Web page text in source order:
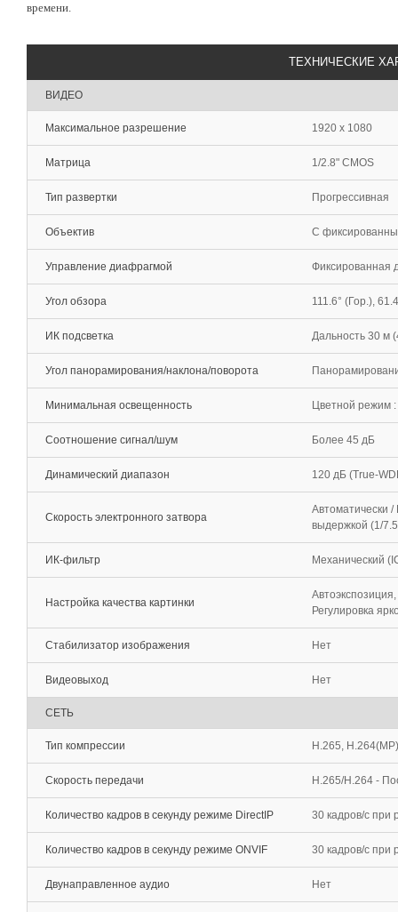
времени.
ТЕХНИЧЕСКИЕ
ВИДЕО
Максимальное разрешение 1920 x 1080
Матрица 1/2.8" CMOS
Тип развертки Прогрессивная
Объектив С
Управление диафрагмой Фиксированная
Угол обзора 111.6° (Гор.),
ИК подсветка Дальность 30 м
Угол панорамирования/наклона/поворота
Минимальная освещенность Цветной режим
Соотношение сигнал/шум Более 45 дБ
Динамический диапазон 120 дБ (True-
Скорость электронного затвора
Автоматически
выдержкой (1/
ИК-фильтр Механический
Настройка качества картинки
Регулировка
Стабилизатор изображения Нет
Видеовыход Нет
СЕТЬ
Тип компрессии H.265,
Скорость передачи H.265/H.264 -
Количество кадров в секунду режиме DirectIP 30 кадров/с при
Количество кадров в секунду режиме ONVIF 30 кадров/c при
Двунаправленное аудио Нет